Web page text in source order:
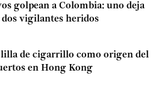
golpean a Colombia: uno deja
vigilantes heridos
de cigarrillo como origen del
en Hong Kong